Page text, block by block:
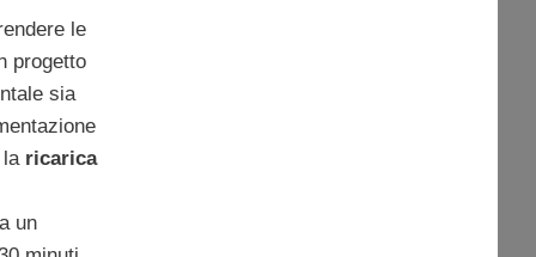
le
progetto
sia
ricarica
un